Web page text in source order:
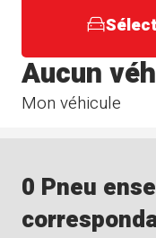
Mon véhicule
Aucun
0 Pneu